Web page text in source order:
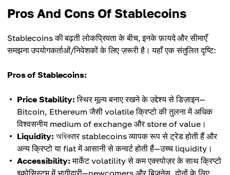
Pros And Cons Of Stablecoins
Stablecoins की बढ़ती लोकप्रियता के बीच, इनके फ़ायदे और सीमाएँ
समझना उपयोगकर्ताओं/निवेशकों के लिए ज़रूरी है। यहाँ एक संतुलित दृष्टि:
Pros of Stablecoins:
Price Stability: स्थिर मूल्य बनाए रखने के उद्देश्य से डिज़ाइन—
Bitcoin, Ethereum जैसी volatile क्रिप्टो की तुलना में अधिक
विश्वसनीय medium of exchange और store of value।
Liquidity: অধিকतर stablecoins व्यापक रूप से ट्रेड होती हैं और
अन्य क्रिप्टो या fiat में आसानी से कन्वर्ट होती हैं—उच्च liquidity।
Accessibility: मार्केट volatility से कम एक्स्पोज़र के साथ क्रिप्टो